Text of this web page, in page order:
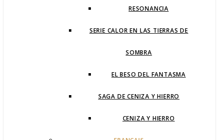
RESONANCIA
SERIE CALOR EN LAS TIERRAS DE
SOMBRA
EL BESO DEL FANTASMA
SAGA DE CENIZA Y HIERRO
CENIZA Y HIERRO